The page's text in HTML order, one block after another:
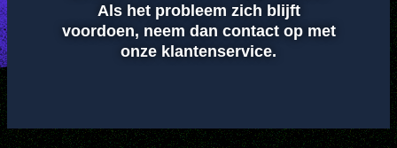
Afspelen
Als het probleem zich blijft
voordoen, neem dan contact op met
onze klantenservice.